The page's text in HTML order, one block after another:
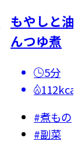
鶏スペア
パラのオ
15分
#炒めも